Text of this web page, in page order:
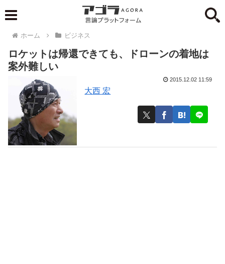
ホーム ビジネス
ロケットは帰還できても、ドローンの着地は
案外難しい
大西 宏
2015.12.02 11:59